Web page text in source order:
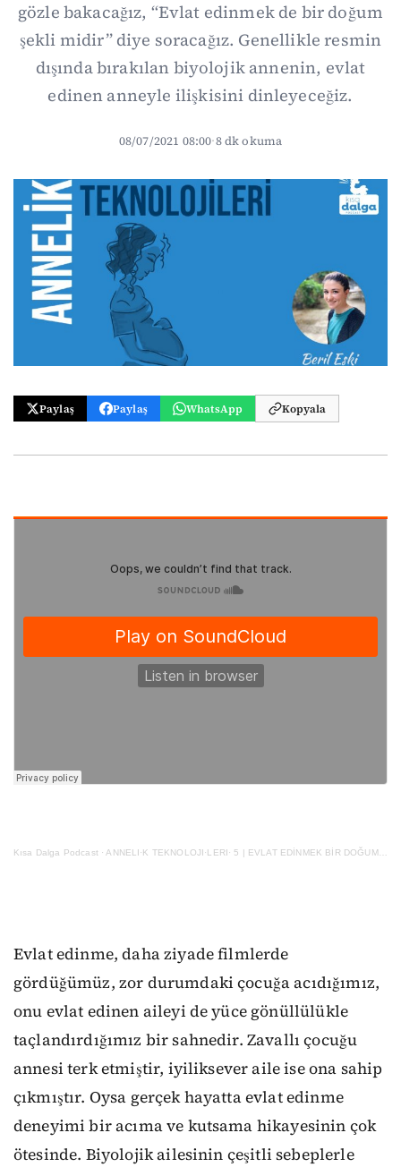
gözle bakacağız, “Evlat edinmek de bir doğum
şekli midir” diye soracağız. Genellikle resmin
dışında bırakılan biyolojik annenin, evlat
edinen anneyle ilişkisini dinleyeceğiz.
08/07/2021 08:00·8 dk okuma
Paylaş Paylaş WhatsApp Kopyala
Kısa Dalga Podcast · ANNELI·K TEKNOLOJI·LERI· 5 | EVLAT EDİNMEK BİR DOĞUM ŞEKLİ MİDİR?
Evlat edinme, daha ziyade filmlerde
gördüğümüz, zor durumdaki çocuğa acıdığımız,
onu evlat edinen aileyi de yüce gönüllülükle
taçlandırdığımız bir sahnedir. Zavallı çocuğu
annesi terk etmiştir, iyiliksever aile ise ona sahip
çıkmıştır. Oysa gerçek hayatta evlat edinme
deneyimi bir acıma ve kutsama hikayesinin çok
ötesinde. Biyolojik ailesinin çeşitli sebeplerle